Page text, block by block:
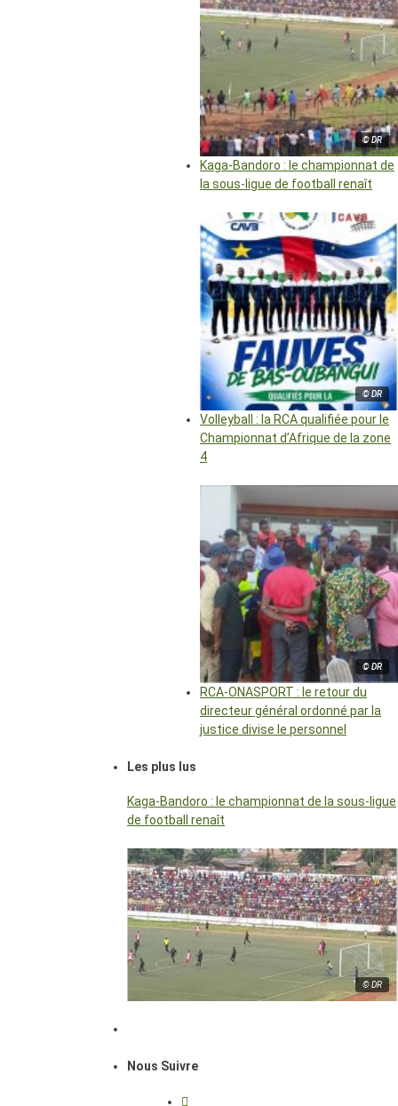
© DR
Kaga-Bandoro : le championnat de
la sous-ligue de football renaît
© DR
Volleyball : la RCA qualifiée pour le
Championnat d’Afrique de la zone
4
© DR
RCA-ONASPORT : le retour du
directeur général ordonné par la
justice divise le personnel
Les plus lus
Kaga-Bandoro : le championnat de la sous-ligue
de football renaît
© DR
Nous Suivre